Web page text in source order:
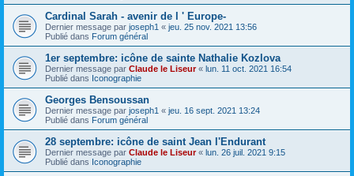
Cardinal Sarah - avenir de l ' Europe-
Dernier message par joseph1 « jeu. 25 nov. 2021 13:56
Publié dans Forum général
1er septembre: icône de sainte Nathalie Kozlova
Dernier message par Claude le Liseur« lun. 11 oct. 2021 16:54
Publié dans Iconographie
Georges Bensoussan
Dernier message par joseph1 « jeu. 16 sept. 2021 13:24
Publié dans Forum général
28 septembre: icône de saint Jean l'Endurant
Dernier message par Claude le Liseur« lun. 26 juil. 2021 9:15
Publié dans Iconographie